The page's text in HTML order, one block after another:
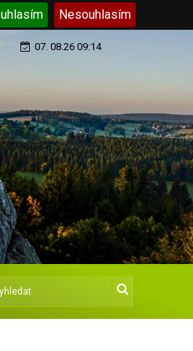
Nesouhlasím
07. 08.26 09:14